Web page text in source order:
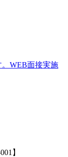
WEB面接実施
】